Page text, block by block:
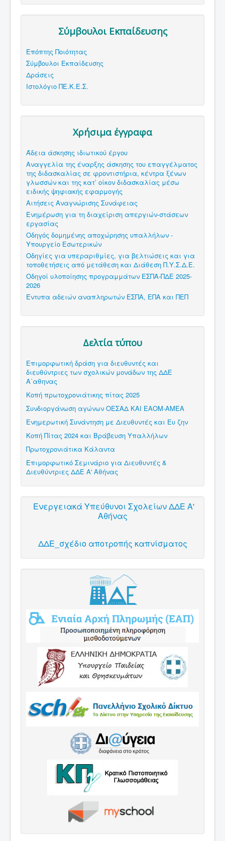
Σύμβουλοι Εκπαίδευσης
Επόπτης Ποιότητας
Σύμβουλοι Εκπαίδευσης
Δράσεις
Ιστολόγιο ΠΕ.Κ.Ε.Σ.
Χρήσιμα έγγραφα
Άδεια άσκησης ιδιωτικού έργου
Αναγγελία της έναρξης άσκησης του επαγγέλματος
της διδασκαλίας σε φροντιστήρια, κέντρα ξένων
γλωσσών και της κατ’ οίκον διδασκαλίας μέσω
ειδικής ψηφιακής εφαρμογής
Αιτήσεις Αναγνώρισης Συνάφειας
Ενημέρωση για τη διαχείριση απεργιών-στάσεων
εργασίας
Οδηγός δομημένης αποχώρησης υπαλλήλων -
Υπουργείο Εσωτερικών
Οδηγίες για υπεραριθμίες, για βελτιώσεις και για
τοποθετήσεις από μετάθεση και Διάθεση Π.Υ.Σ.Δ.Ε.
Οδηγοί υλοποίησης προγραμμάτων ΕΣΠΑ-ΠΔΕ 2025-
2026
Έντυπα αδειών αναπληρωτών ΕΣΠΑ, ΕΠΑ και ΠΕΠ
Δελτία τύπου
Επιμορφωτική δράση για διευθυντές και
διευθύντριες των σχολικών μονάδων της ΔΔΕ
Α΄αθηνας
Κοπή πρωτοχρονιάτικης πίτας 2025
Συνδιοργάνωση αγώνων ΟΕΣΑΔ ΚΑΙ ΕΑΟΜ-ΑΜΕΑ
Ενημερωτική Συνάντηση με Διευθυντές και Ευ ζην
Κοπή Πίτας 2024 και Βράβευση Υπαλλήλων
Πρωτοχρονιάτικα Κάλαντα
Επιμορφωτικό Σεμινάριο για Διευθυντές &
Διευθύντριες ΔΔΕ Α' Αθήνας
Ενεργειακά Υπεύθυνοι Σχολείων ΔΔΕ Α'
Αθήνας
ΔΔΕ_σχέδιο αποτροπής καπνίσματος